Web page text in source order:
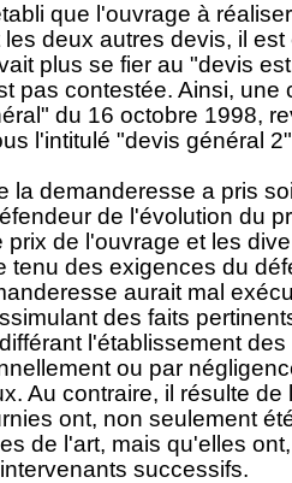
que l'ouvrage à
deux autres devis, il
plus se fier au "devis
pas contestée. Ainsi, une
du 16 octobre 1998,
l'intitulé "devis général
la demanderesse a pris
de l'évolution du
prix de l'ouvrage et les
tenu des exigences du
aurait mal
des faits
l'établissement
ou par
Au contraire, il résulte
ont, non seulement
de l'art, mais qu'elles
successifs.